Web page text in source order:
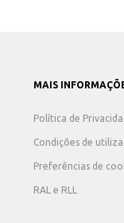
MAIS
Política de
Condições de
Preferências de
RAL e RLL